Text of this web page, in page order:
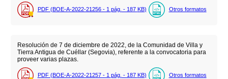
PDF (BOE-A-2022-21256 - 1 pág. - 187 KB) Otros formatos
Resolución de 7 de diciembre de 2022, de la Comunidad de Villa y
Tierra Antigua de Cuéllar (Segovia), referente a la convocatoria para
proveer varias plazas.
PDF (BOE-A-2022-21257 - 1 pág. - 187 KB) Otros formatos